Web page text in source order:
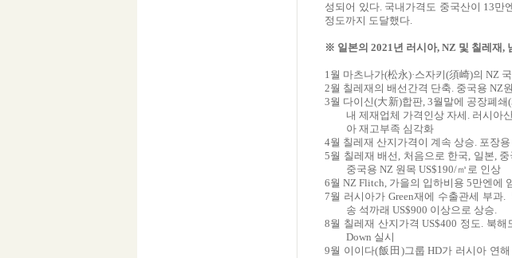
성되어 있다. 국내가격도 중국산이 13만
정도까지 도달했다.
※ 일본의 2021년 러시아, NZ 및 칠레재,
1월 마츠나가(松永)·스자키(須崎)의 NZ
2월 칠레재의 배선간격 단축. 중국용 NZ
3월 다이신(大新)합판, 3월말에 공장폐
내 제재업체 가격인상 자세. 러시아
아 재고부족 심각화
4월 칠레재 산지가격이 계속 상승. 포장용
5월 칠레재 배선, 처음으로 한국, 일본,
중국용 NZ 원목 US$190/㎥로 인상
6월 NZ Flitch, 가을의 입하비용 5만엔에
7월 러시아가 Green재에 수출관세 부과
송 석까래 US$900 이상으로 상승.
8월 칠레재 산지가격 US$400 정도. 북
Down 실시
9월 이이다(飯田)그룹 HD가 러시아 연